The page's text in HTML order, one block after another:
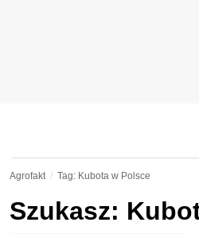
Agrofakt Tag: Kubota w Polsce
Szukasz: